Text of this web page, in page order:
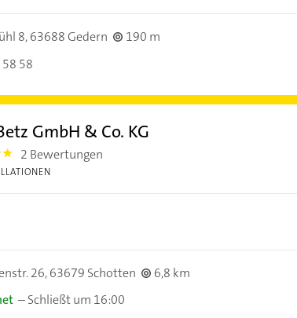
8,63688 Gedern
190 m
58
GmbH & Co. KG
2 Bewertungen
26,63679 Schotten
6,8 km
–Schließt um 16:00